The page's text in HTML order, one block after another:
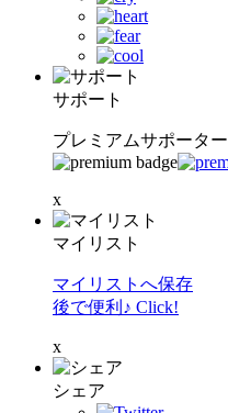
サポート
プレミアムサポーター
x
マイリスト
マイリストへ保存
後で便利♪ Click!
x
シェア